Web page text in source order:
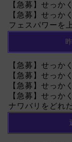
【急募】せっか
【急募】せっか
フェスパワーを
【急募】せっか
【急募】せっか
【急募】せっか
【急募】せっか
ナワバリをどれ